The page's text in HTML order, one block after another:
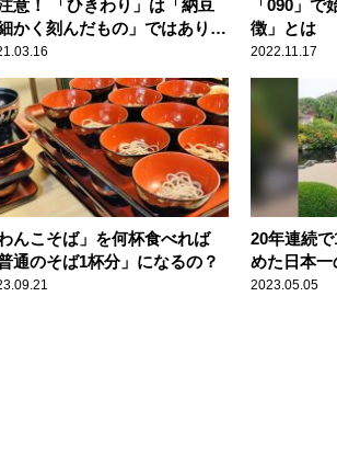
意！ 「ひきわり」は「納豆
かく刻んだもの」ではありま
「090」
徴」とは
2022.11.17
わんこそば」を何杯食べれば
普通のそば1杯分」になるの？
20年連続
めた日本一
2023.05.05